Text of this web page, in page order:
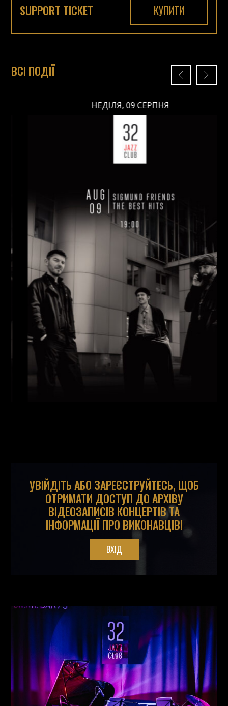
SUPPORT TICKET КУПИТИ
ВСІ ПОДІЇ
НЕДІЛЯ, 09 СЕРПНЯ
НЕДІЛЯ, 09 СЕРПНЯ
Виконавці: Павло Литвиненко ( Рояль,) /Денис
Дудко (Бас,) /Олександр Люлякін Барабани,
УВІЙДІТЬ АБО ЗАРЕЄСТРУЙТЕСЬ, ЩОБ
ОТРИМАТИ ДОСТУП ДО АРХІВУ
ВІДЕОЗАПИСІВ КОНЦЕРТІВ ТА
ІНФОРМАЦІЇ ПРО ВИКОНАВЦІВ!
ВХІД